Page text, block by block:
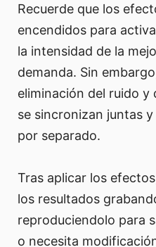
Recuerde que los
encendidos para
la intensidad de la
demanda. Sin
eliminación del ruido y
se sincronizan juntas
por separado.
Tras aplicar los
los resultados
reproduciendolo para
o necesita